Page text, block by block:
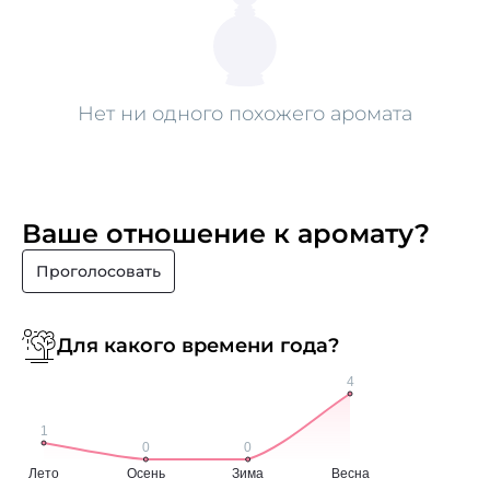
Нет ни одного похожего аромата
Ваше отношение к аромату?
Проголосовать
Для какого времени года?